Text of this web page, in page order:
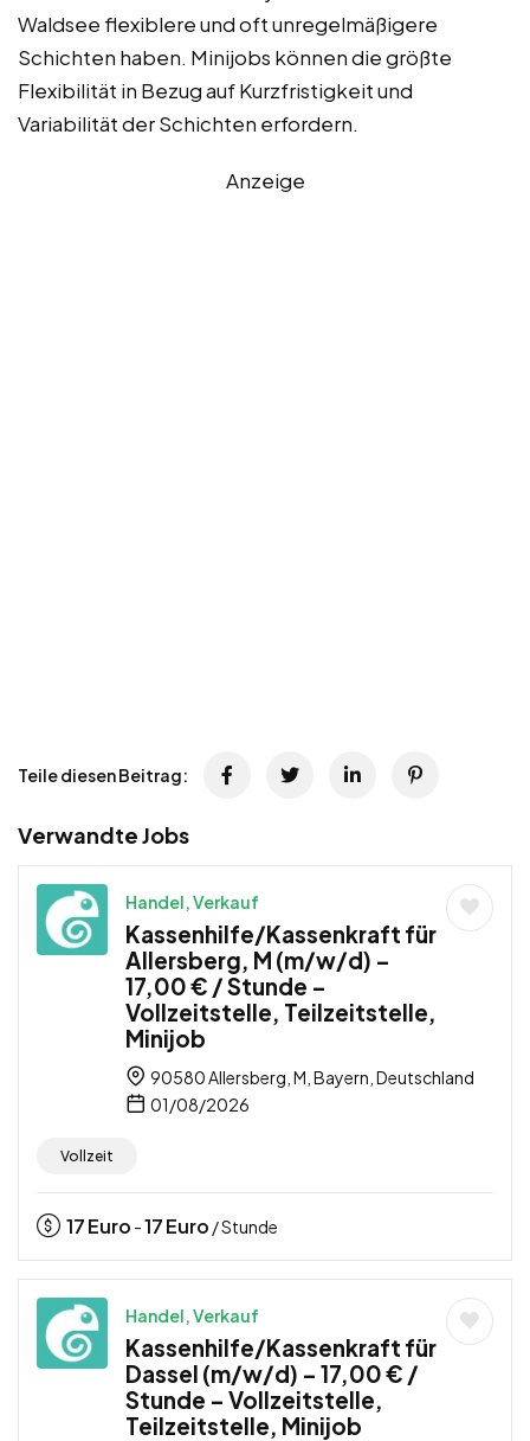
Waldsee flexiblere und oft unregelmäßigere
Schichten haben. Minijobs können die größte
Flexibilität in Bezug auf Kurzfristigkeit und
Variabilität der Schichten erfordern.
Anzeige
Teile diesen Beitrag:
Verwandte Jobs
Handel, Verkauf
Kassenhilfe/Kassenkraft für
Allersberg, M (m/w/d) –
17,00 € / Stunde –
Vollzeitstelle, Teilzeitstelle,
Minijob
90580 Allersberg, M, Bayern, Deutschland
01/08/2026
Vollzeit
17Euro -17Euro / Stunde
Handel, Verkauf
Kassenhilfe/Kassenkraft für
Dassel (m/w/d) – 17,00 € /
Stunde – Vollzeitstelle,
Teilzeitstelle, Minijob